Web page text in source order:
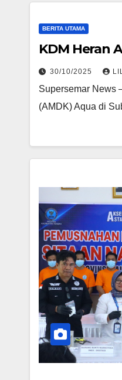
BERITA UTAMA
KDM Heran
30/10/2025
Supersemar News
(AMDK) Aqua di